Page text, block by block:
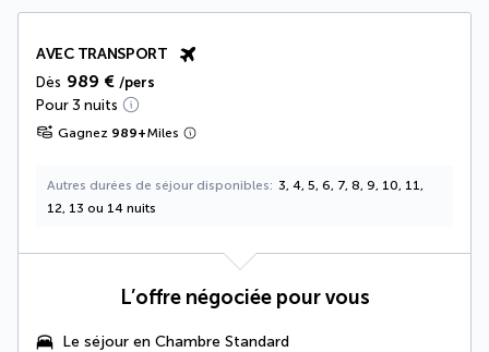
AVEC TRANSPORT
Dès 989 € /pers
Pour 3 nuits
Gagnez 989+Miles
Autres durées de séjour disponibles
3, 4, 5, 6, 7, 8, 9, 10, 11,
12, 13 ou 14 nuits
L’offre négociée pour vous
Le séjour en Chambre Standard